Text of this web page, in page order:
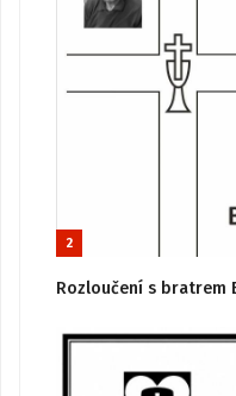
2
Rozloučení s bratrem